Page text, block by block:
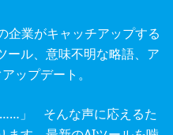
企業がキャッチアップする
ル、意味不明な略語、ア
ップデート。
……」 そんな声に応えるた